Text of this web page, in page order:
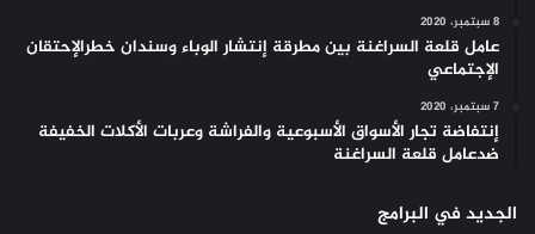
8 سبتمبر، 2020
عامل قلعة السراغنة بين مطرقة إنتشار الوباء وسندان خطرالإحتقان
الإجتماعي
7 سبتمبر، 2020
إنتفاضة تجار الأسواق الأسبوعية والفراشة وعربات الأكلات الخفيفة
ضدعامل قلعة السراغنة
الجديد في البرامج